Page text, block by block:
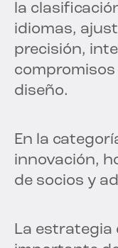
la
idiomas,
precisión,
diseño.
En la
innovación,
de socios y
La estrategia